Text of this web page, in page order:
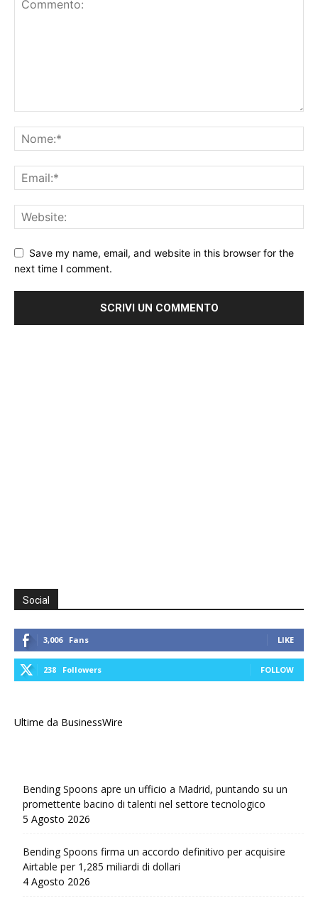
Save my name, email, and website in this browser for the
next time I comment.
Social
3,006 Fans LIKE
238 Followers FOLLOW
Ultime da BusinessWire
Bending Spoons apre un ufficio a Madrid, puntando su un
promettente bacino di talenti nel settore tecnologico
5 Agosto 2026
Bending Spoons firma un accordo definitivo per acquisire
Airtable per 1,285 miliardi di dollari
4 Agosto 2026